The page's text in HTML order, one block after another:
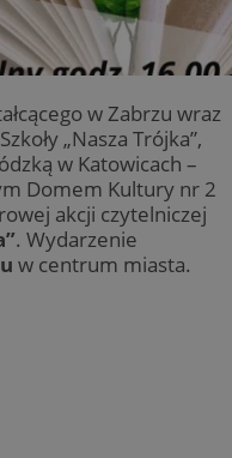
w Zabrzu wraz
„Nasza Trójka”,
w Katowicach –
Domem Kultury nr 2
akcji czytelniczej
. Wydarzenie
w centrum miasta.